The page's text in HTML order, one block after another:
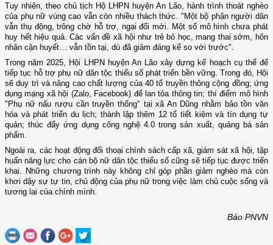
Tuy nhiên, theo chủ tịch Hộ LHPN huyện An Lão, hành trình thoát nghèo
của phụ nữ vùng cao vẫn còn nhiều thách thức. "Một bộ phận người dân
vẫn thụ động, trông chờ hỗ trợ, ngại đổi mới. Một số mô hình chưa phát
huy hết hiệu quả. Các vấn đề xã hội như trẻ bỏ học, mang thai sớm, hôn
nhân cận huyết… vẫn tồn tại, dù đã giảm đáng kể so với trước".
Trong năm 2025, Hội LHPN huyện An Lão xây dựng kế hoạch cụ thể để
tiếp tục hỗ trợ phụ nữ dân tộc thiểu số phát triển bền vững. Trong đó, Hội
sẽ duy trì và nâng cao chất lượng của 40 tổ truyền thông cộng đồng; ứng
dụng mạng xã hội (Zalo, Facebook) để lan tỏa thông tin; thí điểm mô hình
"Phụ nữ nấu rượu cần truyền thống" tại xã An Dũng nhằm bảo tồn văn
hóa và phát triển du lịch; thành lập thêm 12 tổ tiết kiệm và tín dụng tự
quản; thúc đẩy ứng dụng công nghệ 4.0 trong sản xuất, quảng bá sản
phẩm.
Ngoài ra, các hoạt động đối thoại chính sách cấp xã, giám sát xã hội, tập
huấn năng lực cho cán bộ nữ dân tộc thiểu số cũng sẽ tiếp tục được triển
khai. Những chương trình này không chỉ góp phần giảm nghèo mà còn
khơi dậy sự tự tin, chủ động của phụ nữ trong việc làm chủ cuộc sống và
tương lai của chính mình.
Báo PNVN